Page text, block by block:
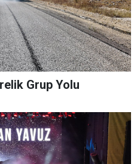
Grup Yolu